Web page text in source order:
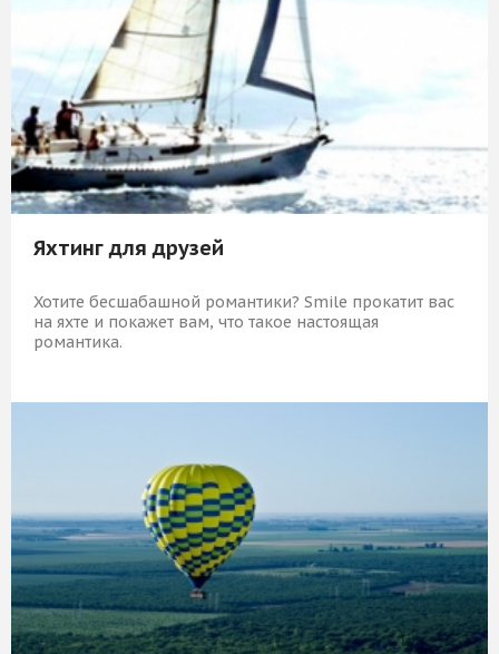
Яхтинг для друзей
Хотите бесшабашной романтики? Smile прокатит вас
на яхте и покажет вам, что такое настоящая
романтика.